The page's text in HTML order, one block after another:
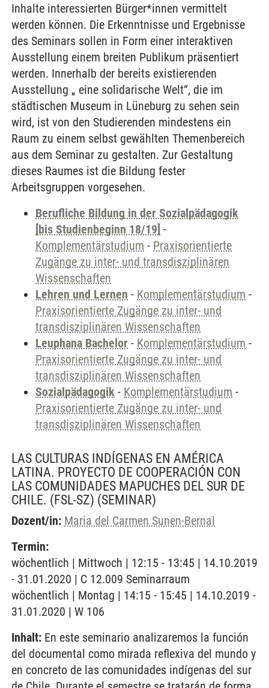
Inhalte interessierten Bürger*innen vermittelt
werden können. Die Erkenntnisse und Ergebnisse
des Seminars sollen in Form einer interaktiven
Ausstellung einem breiten Publikum präsentiert
werden. Innerhalb der bereits existierenden
Ausstellung „ eine solidarische Welt“, die im
städtischen Museum in Lüneburg zu sehen sein
wird, ist von den Studierenden mindestens ein
Raum zu einem selbst gewählten Themenbereich
aus dem Seminar zu gestalten. Zur Gestaltung
dieses Raumes ist die Bildung fester
Arbeitsgruppen vorgesehen.
Berufliche Bildung in der Sozialpädagogik
[bis Studienbeginn 18/19] -
Komplementärstudium - Praxisorientierte
Zugänge zu inter- und transdisziplinären
Wissenschaften
Lehren und Lernen - Komplementärstudium -
Praxisorientierte Zugänge zu inter- und
transdisziplinären Wissenschaften
Leuphana Bachelor - Komplementärstudium -
Praxisorientierte Zugänge zu inter- und
transdisziplinären Wissenschaften
Sozialpädagogik - Komplementärstudium -
Praxisorientierte Zugänge zu inter- und
transdisziplinären Wissenschaften
LAS CULTURAS INDÍGENAS EN AMÉRICA
LATINA. PROYECTO DE COOPERACIÓN CON
LAS COMUNIDADES MAPUCHES DEL SUR DE
CHILE. (FSL-SZ) (SEMINAR)
Dozent/in: Maria del Carmen Sunen-Bernal
Termin:
wöchentlich | Mittwoch | 12:15 - 13:45 | 14.10.2019
- 31.01.2020 | C 12.009 Seminarraum
wöchentlich | Montag | 14:15 - 15:45 | 14.10.2019 -
31.01.2020 | W 106
Inhalt: En este seminario analizaremos la función
del documental como mirada reflexiva del mundo y
en concreto de las comunidades indígenas del sur